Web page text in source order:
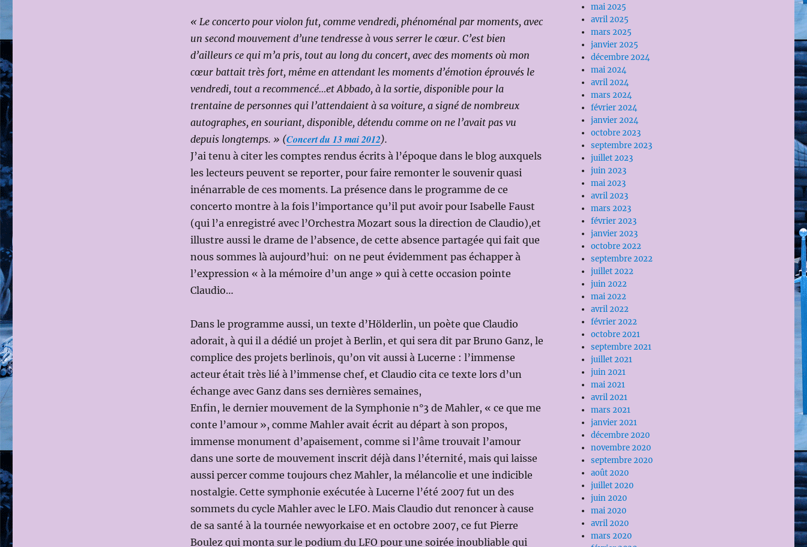
« Le concerto pour violon fut, comme vendredi, phénoménal par moments, avec
un second mouvement d’une tendresse à vous serrer le cœur. C’est bien
d’ailleurs ce qui m’a pris, tout au long du concert, avec des moments où mon
cœur battait très fort, même en attendant les moments d’émotion éprouvés le
vendredi, tout a recommencé…et Abbado, à la sortie, disponible pour la
trentaine de personnes qui l’attendaient à sa voiture, a signé de nombreux
autographes, en souriant, disponible, détendu comme on ne l’avait pas vu
depuis longtemps. » (Concert du 13 mai 2012).
J’ai tenu à citer les comptes rendus écrits à l’époque dans le blog auxquels
les lecteurs peuvent se reporter, pour faire remonter le souvenir quasi
inénarrable de ces moments. La présence dans le programme de ce
concerto montre à la fois l’importance qu’il put avoir pour Isabelle Faust
(qui l’a enregistré avec l’Orchestra Mozart sous la direction de Claudio),et
illustre aussi le drame de l’absence, de cette absence partagée qui fait que
nous sommes là aujourd’hui: on ne peut évidemment pas échapper à
l’expression « à la mémoire d’un ange » qui à cette occasion pointe
Claudio…
Dans le programme aussi, un texte d’Hölderlin, un poète que Claudio
adorait, à qui il a dédié un projet à Berlin, et qui sera dit par Bruno Ganz, le
complice des projets berlinois, qu’on vit aussi à Lucerne : l’immense
acteur était très lié à l’immense chef, et Claudio cita ce texte lors d’un
échange avec Ganz dans ses dernières semaines,
Enfin, le dernier mouvement de la Symphonie n°3 de Mahler, « ce que me
conte l’amour », comme Mahler avait écrit au départ à son propos,
immense monument d’apaisement, comme si l’âme trouvait l’amour
dans une sorte de mouvement inscrit déjà dans l’éternité, mais qui laisse
aussi percer comme toujours chez Mahler, la mélancolie et une indicible
nostalgie. Cette symphonie exécutée à Lucerne l’été 2007 fut un des
sommets du cycle Mahler avec le LFO. Mais Claudio dut renoncer à cause
de sa santé à la tournée newyorkaise et en octobre 2007, ce fut Pierre
Boulez qui monta sur le podium du LFO pour une soirée inoubliable qui
mai 2025
avril 2025
mars 2025
janvier 2025
décembre 2024
mai 2024
avril 2024
mars 2024
février 2024
janvier 2024
octobre 2023
septembre 2023
juillet 2023
juin 2023
mai 2023
avril 2023
mars 2023
février 2023
janvier 2023
octobre 2022
septembre 2022
juillet 2022
juin 2022
mai 2022
avril 2022
février 2022
octobre 2021
septembre 2021
juillet 2021
juin 2021
mai 2021
avril 2021
mars 2021
janvier 2021
décembre 2020
novembre 2020
septembre 2020
août 2020
juillet 2020
juin 2020
mai 2020
avril 2020
mars 2020